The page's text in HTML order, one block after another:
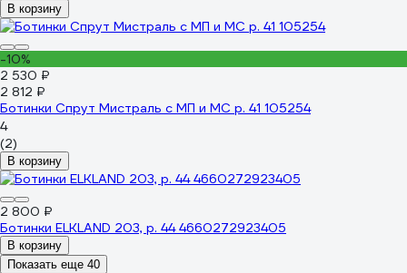
В корзину
-10%
2 530 ₽
2 812 ₽
Ботинки Спрут Мистраль с МП и МС р. 41 105254
4
(2)
В корзину
2 800 ₽
Ботинки ELKLAND 203, р. 44 4660272923405
В корзину
Показать еще 40